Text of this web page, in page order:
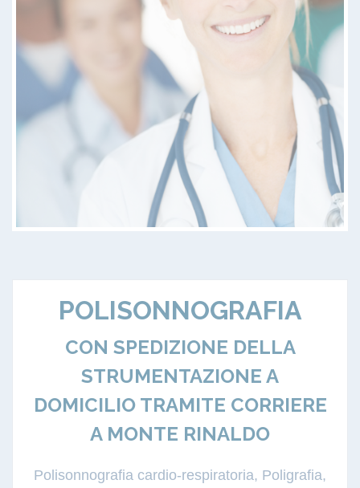
POLISONNOGRAFIA
CON SPEDIZIONE DELLA
STRUMENTAZIONE A
DOMICILIO TRAMITE CORRIERE
A MONTE RINALDO
Polisonnografia cardio-respiratoria, Poligrafia,